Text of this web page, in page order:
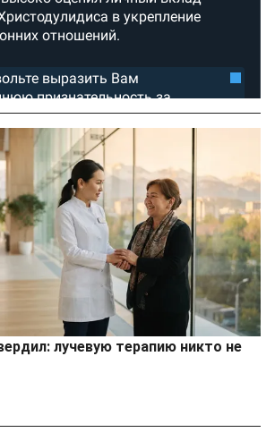
лучевую терапию никто не